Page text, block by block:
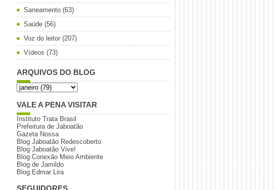
Saneamento (63)
Saúde (56)
Voz do leitor (207)
Vídeos (73)
ARQUIVOS DO BLOG
VALE A PENA VISITAR
Instituto Trata Brasil
Prefeitura de Jaboatão
Gazeta Nossa
Blog Jaboatão Redescoberto
Blog Jaboatão Vive!
Blog Conexão Meio Ambiente
Blog de Jamildo
Blog Edmar Lira
SEGUIDORES